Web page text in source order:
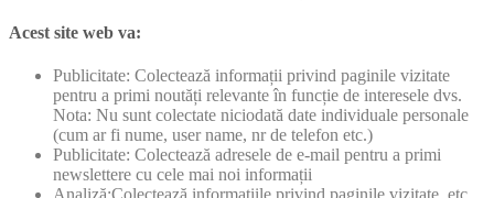
Acest site web va:
Publicitate: Colectează informații privind paginile vizitate
pentru a primi noutăți relevante în funcție de interesele dvs.
Nota: Nu sunt colectate niciodată date individuale personale
(cum ar fi nume, user name, nr de telefon etc.)
Publicitate: Colectează adresele de e-mail pentru a primi
newslettere cu cele mai noi informații